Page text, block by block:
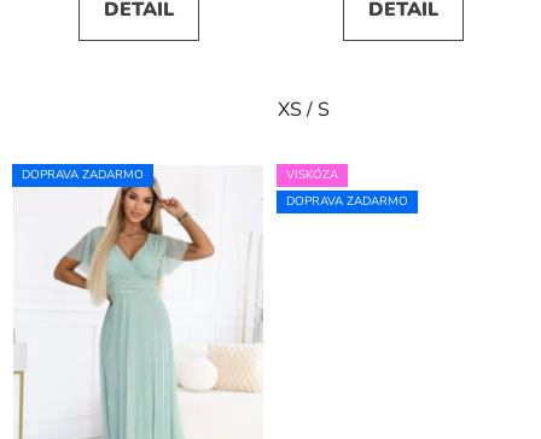
DETAIL DETAIL
XS / S
DOPRAVA ZADARMO
VISKÓZA
DOPRAVA ZADARMO